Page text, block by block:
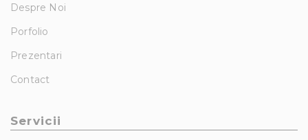
Despre Noi
Porfolio
Prezentari
Contact
Servicii